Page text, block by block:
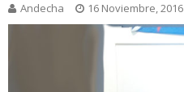
Andecha 16 Noviembre, 2016